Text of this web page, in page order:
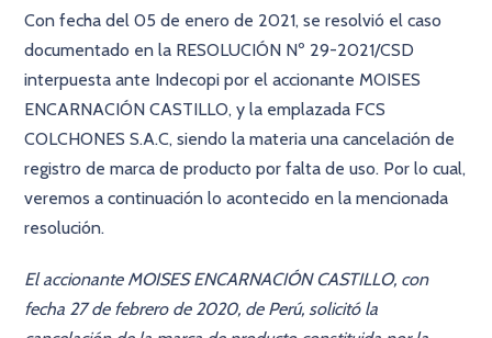
Con fecha del 05 de enero de 2021, se resolvió el caso
documentado en la RESOLUCIÓN Nº 29-2021/CSD
interpuesta ante Indecopi por el accionante MOISES
ENCARNACIÓN CASTILLO, y la emplazada FCS
COLCHONES S.A.C, siendo la materia una cancelación de
registro de marca de producto por falta de uso. Por lo cual,
veremos a continuación lo acontecido en la mencionada
resolución.
El accionante MOISES ENCARNACIÓN CASTILLO, con
fecha 27 de febrero de 2020, de Perú, solicitó la